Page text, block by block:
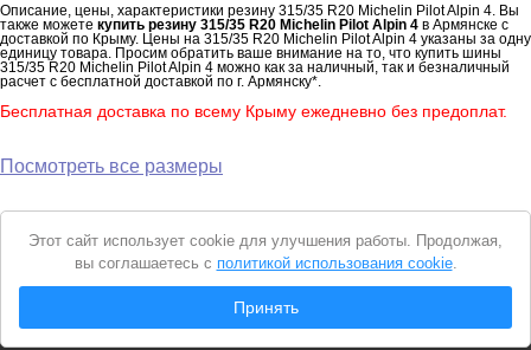
Описание, цены, характеристики резину 315/35 R20 Michelin Pilot Alpin 4. Вы
также можете купить резину 315/35 R20 Michelin Pilot Alpin 4 в Армянске с
доставкой по Крыму. Цены на 315/35 R20 Michelin Pilot Alpin 4 указаны за одну
единицу товара. Просим обратить ваше внимание на то, что купить шины
315/35 R20 Michelin Pilot Alpin 4 можно как за наличный, так и безналичный
расчет с бесплатной доставкой по г. Армянску*.
Бесплатная доставка по всему Крыму ежедневно без предоплат.
Посмотреть все размеры
Вся представленная на сайте информация носит справочный характер и не
является
Уведомление
cookie
Этот сайт использует cookie для улучшения работы. Продолжая,
вы соглашаетесь с политикой использования cookie.
Принять